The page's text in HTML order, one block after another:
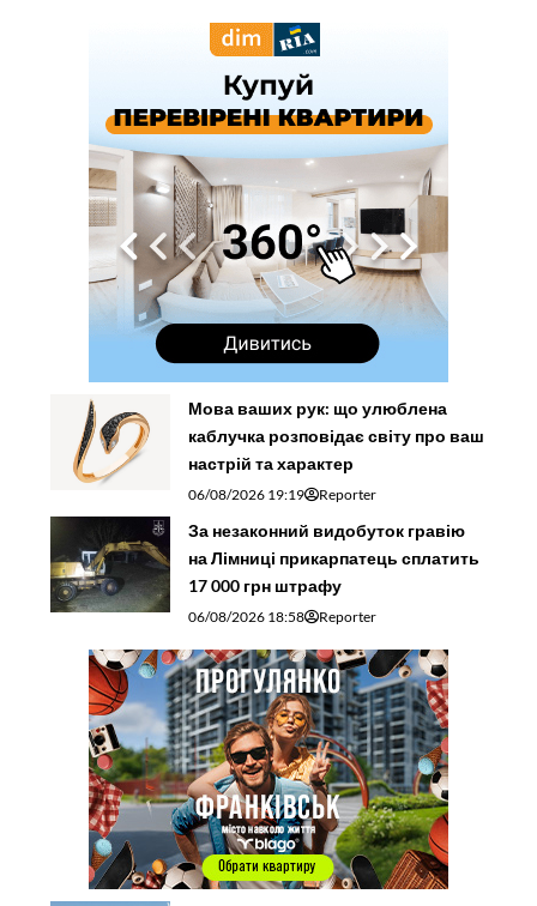
Мова ваших рук: що улюблена
каблучка розповідає світу про ваш
настрій та характер
06/08/2026 19:19 Reporter
За незаконний видобуток гравію
на Лімниці прикарпатець сплатить
17 000 грн штрафу
06/08/2026 18:58 Reporter